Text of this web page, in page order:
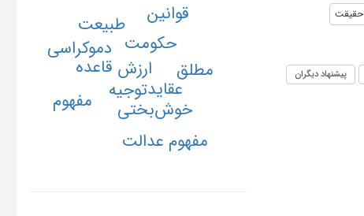
حقیقت
پیشنهاد دیگران
ارزش
توجیه
حکومت
خوش‌بختی
دموکراسی
طبیعت
عقاید
قاعده
قوانین
مطلق
مفهوم
مفهوم عدالت